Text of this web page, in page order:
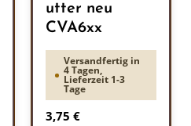
utter neu
CVA6xx
Versandfertig in
4 Tagen,
Lieferzeit 1-3
Tage
Regulärer Preis:
3,75 €